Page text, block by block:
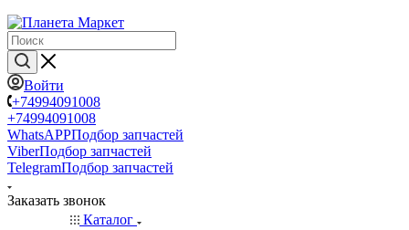
Войти
+74994091008
+74994091008
WhatsAPPПодбор запчастей
ViberПодбор запчастей
TelegramПодбор запчастей
Заказать звонок
Каталог